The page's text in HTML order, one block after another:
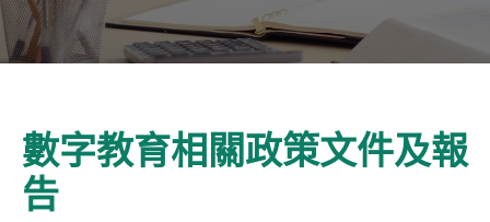
數字教育相關政策文件及報
告